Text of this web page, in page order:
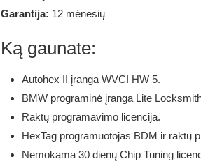
Garantija: 12 mėnesių
Ką gaunate:
Autohex II įranga WVCI HW 5.
BMW programinė įranga Lite
Raktų programavimo licencija.
HexTag programuotojas BDM ir raktų
Nemokama 30 dienų Chip Tuning